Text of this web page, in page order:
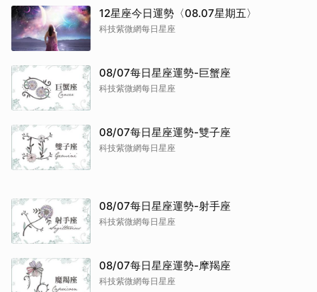
12星座今日運勢〈08.07星期五〉
科技紫微網每日星座
08/07每日星座運勢-巨蟹座
科技紫微網每日星座
08/07每日星座運勢-雙子座
科技紫微網每日星座
08/07每日星座運勢-射手座
科技紫微網每日星座
08/07每日星座運勢-摩羯座
科技紫微網每日星座
取消